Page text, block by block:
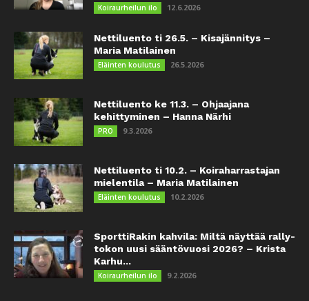
Koiraurheilun ilo 12.6.2026
Nettiluento ti 26.5. – Kisajännitys –
Maria Matilainen
Eläinten koulutus 26.5.2026
Nettiluento ke 11.3. – Ohjaajana
kehittyminen – Hanna Närhi
PRO 9.3.2026
Nettiluento ti 10.2. – Koiraharrastajan
mielentila – Maria Matilainen
Eläinten koulutus 10.2.2026
SporttiRakin kahvila: Miltä näyttää rally-
tokon uusi sääntövuosi 2026? – Krista
Karhu...
Koiraurheilun ilo 9.2.2026